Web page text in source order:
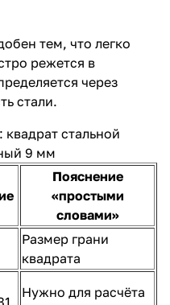
тем, что легко
режется в
через
стали.
стальной
9 мм
Пояснение
«простыми
словами»
Размер грани
квадрата
Нужно для расчёта